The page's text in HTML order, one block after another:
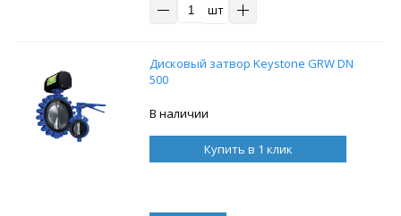
шт
Дисковый затвор Keystone GRW DN
500
В наличии
Купить в 1 клик